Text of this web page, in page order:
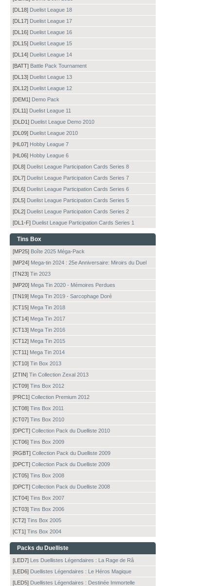
[DL18] Duelist League 18
[DL17] Duelist League 17
[DL16] Duelist League 16
[DL15] Duelist League 15
[DL14] Duelist League 14
[BATT] Battle Pack Tournament
[DL13] Duelist League 13
[DL12] Duelist League 12
[DEM1] Demo Pack
[DL11] Duelist League 11
[DLD1] Duelist League Demo 2010
[DL09] Duelist League 2010
[HL07] Hobby League 7
[HL06] Hobby League 6
[DL8] Duelist League Participation Cards Series 8
[DL7] Duelist League Participation Cards Series 7
[DL6] Duelist League Participation Cards Series 6
[DL5] Duelist League Participation Cards Series 5
[DL2] Duelist League Participation Cards Series 2
[DL1-F] Duelist League Participation Cards Series 1
Tins Box
[MP25] Boîte 2025 Méga-Pack
[MP24] Mega-tin 2024 : 25e Anniversaire: Miroirs du Duel
[TN23] Tin 2023
[MP20] Mega Tin 2020 - Mémoires Perdues
[TN19] Mega Tin 2019 - Sarcophage Doré
[CT15] Mega Tin 2018
[CT14] Mega Tin 2017
[CT13] Mega Tin 2016
[CT12] Mega Tin 2015
[CT11] Mega Tin 2014
[CT10] Tin Box 2013
[ZTIN] Tin Collection Zexal 2013
[CT09] Tins Box 2012
[PRC1] Collection Premium 2012
[CT08] Tins Box 2011
[CT07] Tins Box 2010
[DPCT] Collection Pack du Duelliste 2010
[CT06] Tins Box 2009
[RGBT] Collection Pack du Duelliste 2009
[DPCT] Collection Pack du Duelliste 2009
[CT05] Tins Box 2008
[DPCT] Collection Pack du Duelliste 2008
[CT04] Tins Box 2007
[CT03] Tins Box 2006
[CT2] Tins Box 2005
[CT1] Tins Box 2004
Packs du Duelliste
[LED7] Les Duellistes Légendaires : La Rage de Râ
[LED6] Duellistes Légendaires : Le Héros Magique
[LED5] Duellistes Légendaires : Destinée Immortelle